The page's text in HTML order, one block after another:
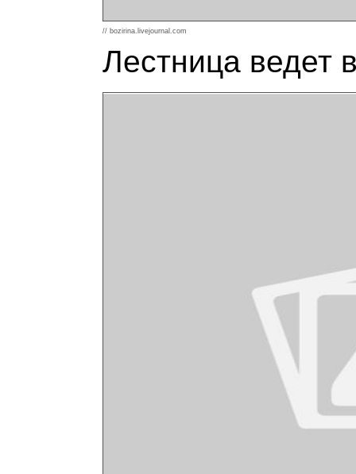
// bozirina.livejournal.com
Лестница ведет